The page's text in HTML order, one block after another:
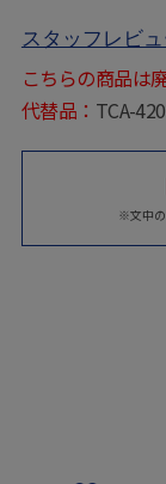
スタッフレビ
こちらの商品は
代替品： TCA-
※文中の